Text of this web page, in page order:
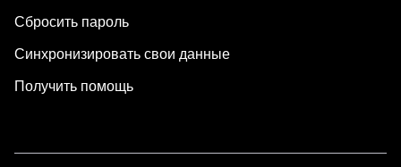
Сбросить пароль
Синхронизировать свои данные
Получить помощь